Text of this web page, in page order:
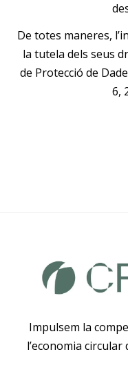
De totes maneres,
la tutela dels seus
de Protecció de
6,
Impulsem la
l’economia